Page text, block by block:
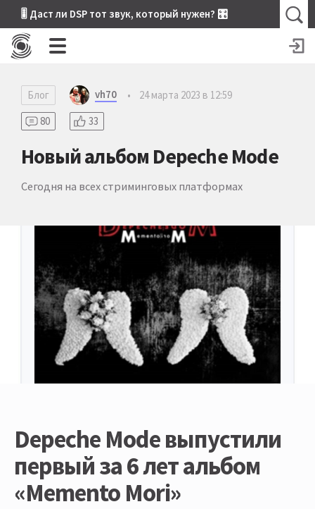
🎚 Даст ли DSP тот звук, который нужен? 🎛
Блог vh70 •
24 марта 2023 в 12:59
80
33
Новый альбом Depeche Mode
Сегодня на всех стриминговых платформах
Depeche Mode выпустили
первый за 6 лет альбом
«Memento Mori»